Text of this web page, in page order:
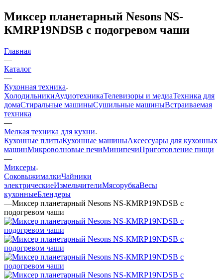
Миксер планетарный Nesons NS-
КMRP19NDSB с подогревом чаши
Главная
—
Каталог
—
Кухонная техника
ХолодильникиАудиотехникаТелевизоры и медиаТехника для
домаСтиральные машиныСушильные машиныВстраиваемая
техника
—
Мелкая техника для кухни
Кухонные плитыКухонные машиныАксессуары для кухонных
машинМикроволновые печиМинипечиПриготовление пищи
—
Миксеры
СоковыжималкиЧайники
электрическиеИзмельчителиМясорубкаВесы
кухонныеБлендеры
—Миксер планетарный Nesons NS-КMRP19NDSB с
подогревом чаши